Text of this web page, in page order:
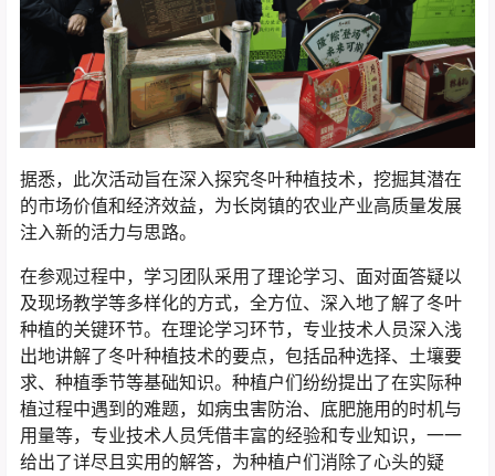
据悉，此次活动旨在深入探究冬叶种植技术，挖掘其潜在
的市场价值和经济效益，为长岗镇的农业产业高质量发展
注入新的活力与思路。
在参观过程中，学习团队采用了理论学习、面对面答疑以
及现场教学等多样化的方式，全方位、深入地了解了冬叶
种植的关键环节。在理论学习环节，专业技术人员深入浅
出地讲解了冬叶种植技术的要点，包括品种选择、土壤要
求、种植季节等基础知识。种植户们纷纷提出了在实际种
植过程中遇到的难题，如病虫害防治、底肥施用的时机与
用量等，专业技术人员凭借丰富的经验和专业知识，一一
给出了详尽且实用的解答，为种植户们消除了心头的疑